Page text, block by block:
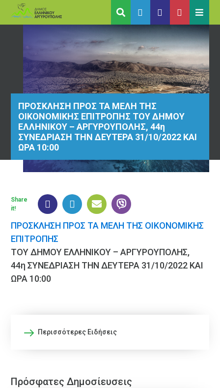
ΠΡΟΣΚΛΗΣΗ ΠΡΟΣ ΤΑ ΜΕΛΗ ΤΗΣ
ΟΙΚΟΝΟΜΙΚΗΣ ΕΠΙΤΡΟΠΗΣ ΤΟΥ ΔΗΜΟΥ
ΕΛΛΗΝΙΚΟΥ – ΑΡΓΥΡΟΥΠΟΛΗΣ, 44η
ΣΥΝΕΔΡΙΑΣΗ ΤΗΝ ΔΕΥΤΕΡΑ 31/10/2022 ΚΑΙ
ΩΡΑ 10:00
ΠΡΟΣΚΛΗΣΗ ΠΡΟΣ ΤΑ ΜΕΛΗ ΤΗΣ ΟΙΚΟΝΟΜΙΚΗΣ
ΕΠΙΤΡΟΠΗΣ
ΤΟΥ ΔΗΜΟΥ ΕΛΛΗΝΙΚΟΥ – ΑΡΓΥΡΟΥΠΟΛΗΣ,
44η ΣΥΝΕΔΡΙΑΣΗ ΤΗΝ ΔΕΥΤΕΡΑ 31/10/2022 ΚΑΙ
ΩΡΑ 10:00
Share
it!
Περισσότερες Ειδήσεις
Πρόσφατες Δημοσίευσεις